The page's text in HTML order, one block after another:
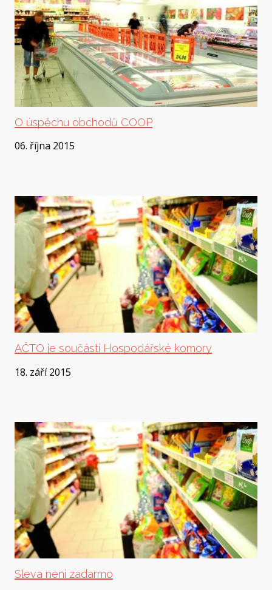
O úspěchu obchodů COOP
06. října 2015
AČTO je součástí Hospodářské komory
18. září 2015
Sleva není zadarmo